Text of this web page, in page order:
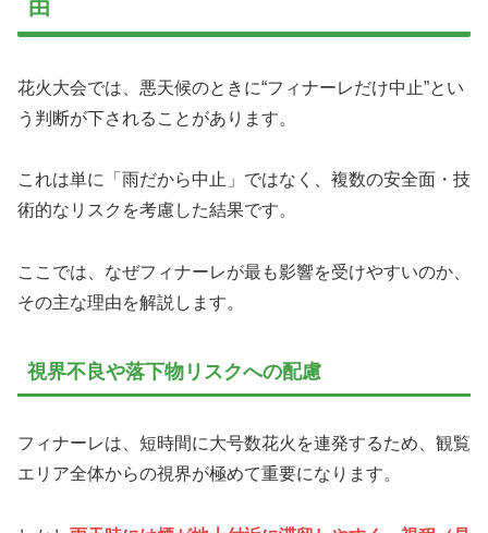
由
花火大会では、悪天候のときに“フィナーレだけ中止”とい
う判断が下されることがあります。
これは単に「雨だから中止」ではなく、複数の安全面・技
術的なリスクを考慮した結果です。
ここでは、なぜフィナーレが最も影響を受けやすいのか、
その主な理由を解説します。
視界不良や落下物リスクへの配慮
フィナーレは、短時間に大号数花火を連発するため、観覧
エリア全体からの視界が極めて重要になります。